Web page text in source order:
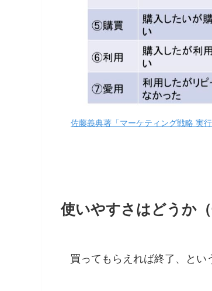
佐藤義典著「マーケティング戦略 実
使いやすさはどうか
買ってもらえれば終了、とい